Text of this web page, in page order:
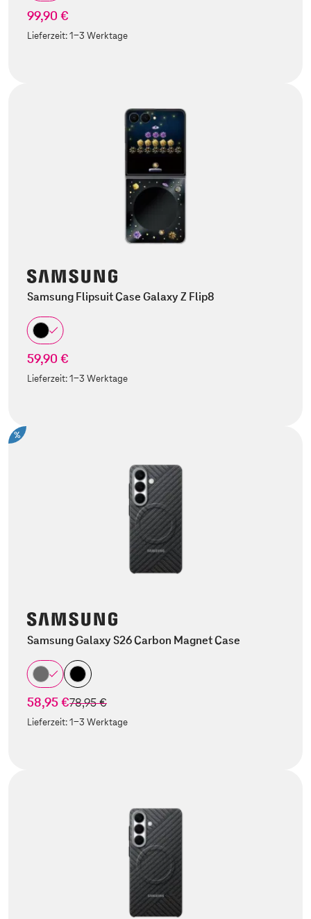
99,90 €
Lieferzeit:1-3 Werktage
Samsung Flipsuit Case Galaxy Z Flip8
59,90 €
Lieferzeit:1-3 Werktage
%
Samsung Galaxy S26 Carbon Magnet Case
58,95 €statt
78,95 €
Lieferzeit:1-3 Werktage